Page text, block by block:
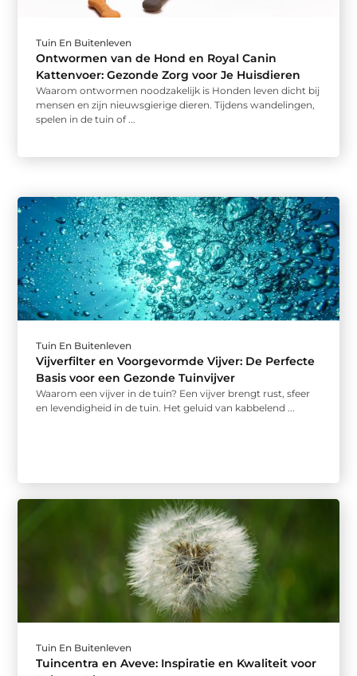
Tuin En Buitenleven
Ontwormen van de Hond en Royal Canin
Kattenvoer: Gezonde Zorg voor Je Huisdieren
Waarom ontwormen noodzakelijk is Honden leven dicht bij
mensen en zijn nieuwsgierige dieren. Tijdens wandelingen,
spelen in de tuin of ...
Tuin En Buitenleven
Vijverfilter en Voorgevormde Vijver: De Perfecte
Basis voor een Gezonde Tuinvijver
Waarom een vijver in de tuin? Een vijver brengt rust, sfeer
en levendigheid in de tuin. Het geluid van kabbelend ...
Tuin En Buitenleven
Tuincentra en Aveve: Inspiratie en Kwaliteit voor